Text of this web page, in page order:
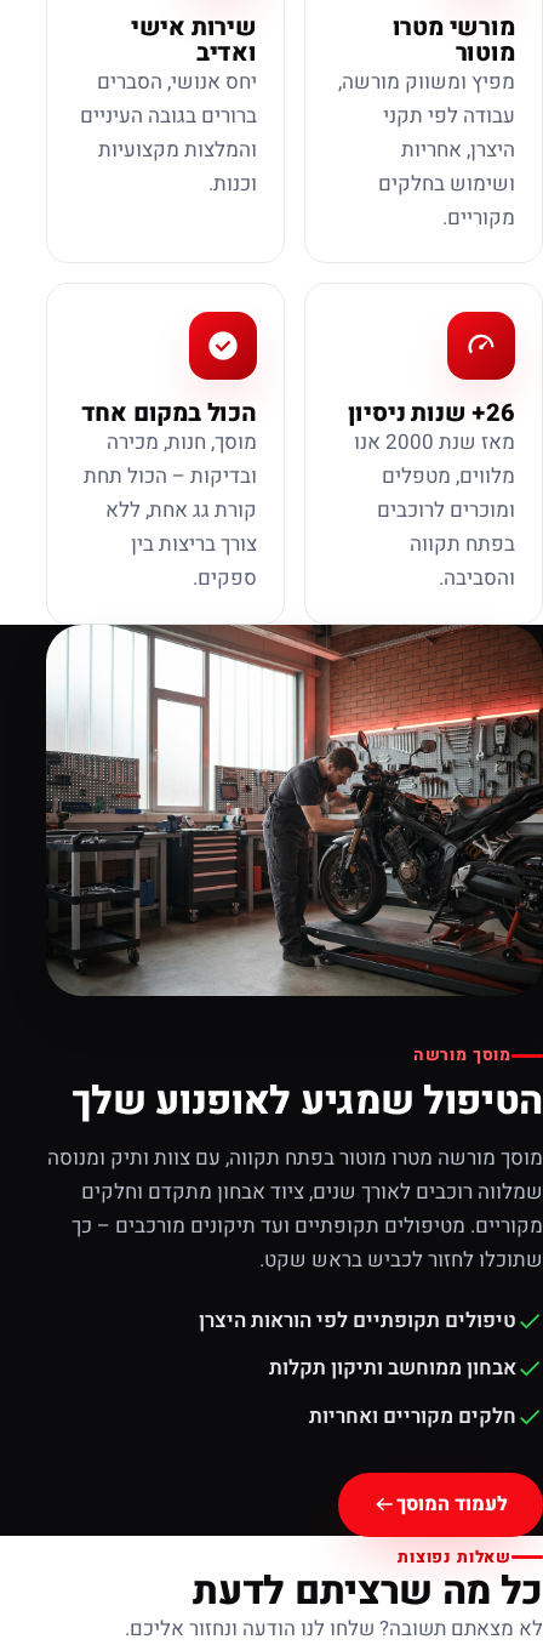
מורשי מטרו
מוטור
מפיץ ומשווק מורשה,
עבודה לפי תקני
היצרן, אחריות
ושימוש בחלקים
מקוריים.
שירות אישי
ואדיב
יחס אנושי, הסברים
ברורים בגובה העיניים
והמלצות מקצועיות
וכנות.
26+ שנות ניסיון
מאז שנת 2000 אנו
מלווים, מטפלים
ומוכרים לרוכבים
בפתח תקווה
והסביבה.
הכול במקום אחד
מוסך, חנות, מכירה
ובדיקות – הכול תחת
קורת גג אחת, ללא
צורך בריצות בין
ספקים.
מוסך מורשה
הטיפול שמגיע לאופנוע שלך
מוסך מורשה מטרו מוטור בפתח תקווה, עם צוות ותיק ומנוסה
שמלווה רוכבים לאורך שנים, ציוד אבחון מתקדם וחלקים
מקוריים. מטיפולים תקופתיים ועד תיקונים מורכבים – כך
שתוכלו לחזור לכביש בראש שקט.
טיפולים תקופתיים לפי הוראות היצרן
אבחון ממוחשב ותיקון תקלות
חלקים מקוריים ואחריות
לעמוד המוסך
שאלות נפוצות
כל מה שרציתם לדעת
לא מצאתם תשובה? שלחו לנו הודעה ונחזור אליכם.